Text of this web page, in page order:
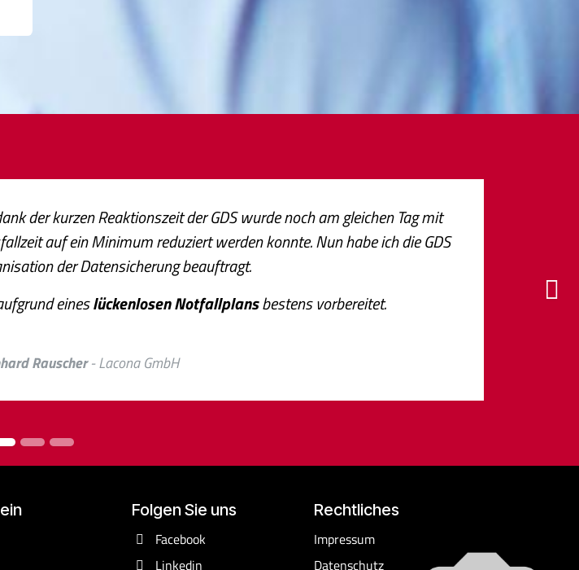
der kurzen Reaktionszeit der GDS wurde noch am gleichen Tag mit
auf ein Minimum reduziert werden konnte. Nun habe ich die GDS
der Datensicherung beauftragt.
eineslückenlosen Notfallplansbestens vorbereitet.
Rauscher- Lacona GmbH
Weiter
Rechtliches
​Impressum
Datenschutz
Folgen Sie uns
Facebook
Linkedin